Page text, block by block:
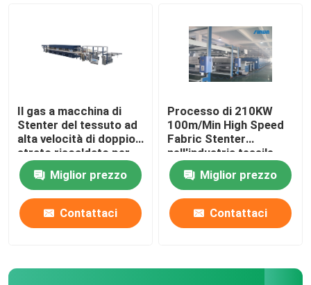
Il gas a macchina di
Stenter del tessuto ad
alta velocità di doppio
strato riscaldato per
tricotta il tessuto
Miglior prezzo
Contattaci
Processo di 210KW
100m/Min High Speed
Fabric Stenter
nell'industria tessile
2800mm
Miglior prezzo
Contattaci